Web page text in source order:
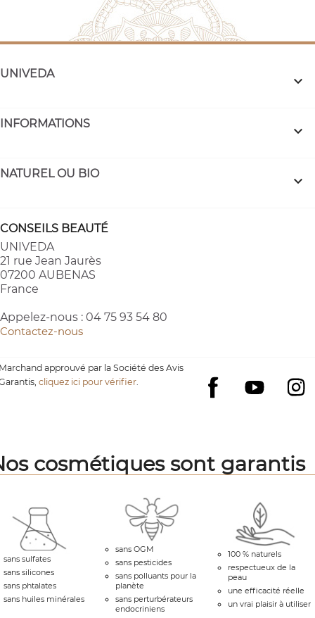
UNIVEDA 
INFORMATIONS 
NATUREL OU BIO 
CONSEILS BEAUTÉ
UNIVEDA
21 rue Jean Jaurès
07200 AUBENAS
France
Appelez-nous : 04 75 93 54 80
Contactez-nous
Facebook
YouTube
approuvé par la Société des Avis
cliquez ici pour vérifier.
cosmétiques sont garantis
sans sulfates
sans silicones
sans phtalates
sans huiles minérales
sans OGM
sans pesticides
sans polluants pour la
planète
sans perturbérateurs
endocriniens
100 % naturels
respectueux de la
peau
une efficacité réelle
un vrai plaisir à utiliser